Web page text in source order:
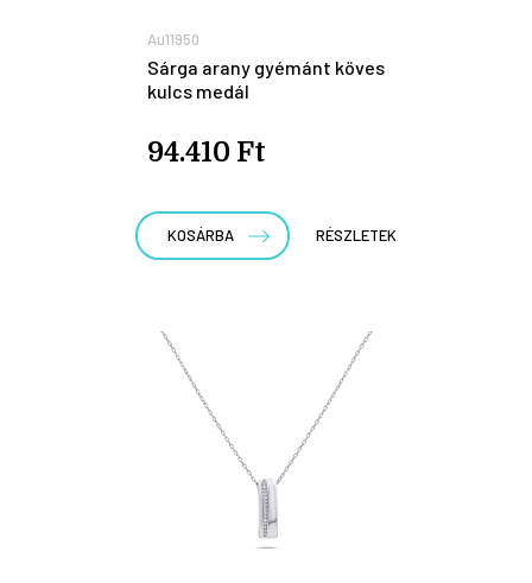
Au11950
Sárga arany gyémánt köves
kulcs medál
94.410 Ft
KOSÁRBA RÉSZLETEK